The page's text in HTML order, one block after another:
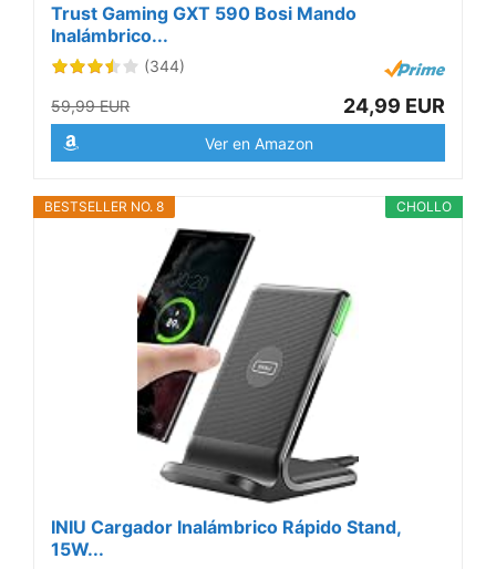
Trust Gaming GXT 590 Bosi Mando
Inalámbrico...
(344)
59,99 EUR 24,99 EUR
Ver en Amazon
CHOLLO
BESTSELLER NO. 8
INIU Cargador Inalámbrico Rápido Stand,
15W...